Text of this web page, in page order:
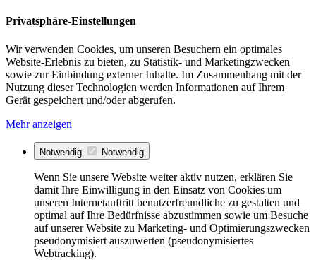
Privatsphäre-Einstellungen
Wir verwenden Cookies, um unseren Besuchern ein optimales
Website-Erlebnis zu bieten, zu Statistik- und Marketingzwecken
sowie zur Einbindung externer Inhalte. Im Zusammenhang mit der
Nutzung dieser Technologien werden Informationen auf Ihrem
Gerät gespeichert und/oder abgerufen.
Mehr anzeigen
Notwendig Notwendig
Wenn Sie unsere Website weiter aktiv nutzen, erklären Sie
damit Ihre Einwilligung in den Einsatz von Cookies um
unseren Internetauftritt benutzerfreundliche zu gestalten und
optimal auf Ihre Bedürfnisse abzustimmen sowie um Besuche
auf unserer Website zu Marketing- und Optimierungszwecken
pseudonymisiert auszuwerten (pseudonymisiertes
Webtracking).